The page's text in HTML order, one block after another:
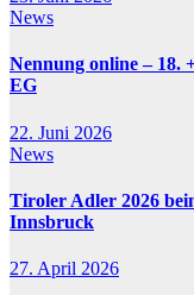
News
Nennung online – 18.
EG
22. Juni 2026
News
Tiroler Adler 2026
Innsbruck
27. April 2026